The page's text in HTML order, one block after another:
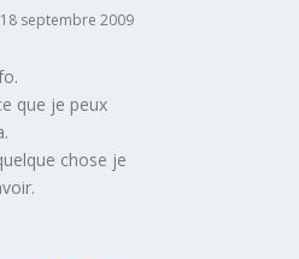
septembre 2009
que je peux
chose je